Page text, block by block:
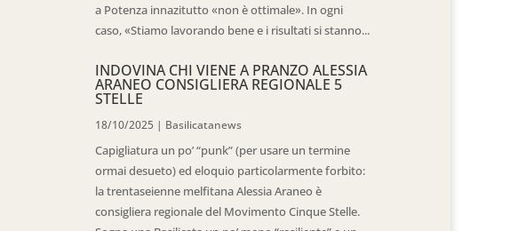
a Potenza innazitutto «non è ottimale». In ogni
caso, «Stiamo lavorando bene e i risultati si stanno...
INDOVINA CHI VIENE A PRANZO ALESSIA
ARANEO CONSIGLIERA REGIONALE 5
STELLE
18/10/2025 | Basilicatanews
Capigliatura un po’ “punk” (per usare un termine
ormai desueto) ed eloquio particolarmente forbito:
la trentaseienne melfitana Alessia Araneo è
consigliera regionale del Movimento Cinque Stelle.